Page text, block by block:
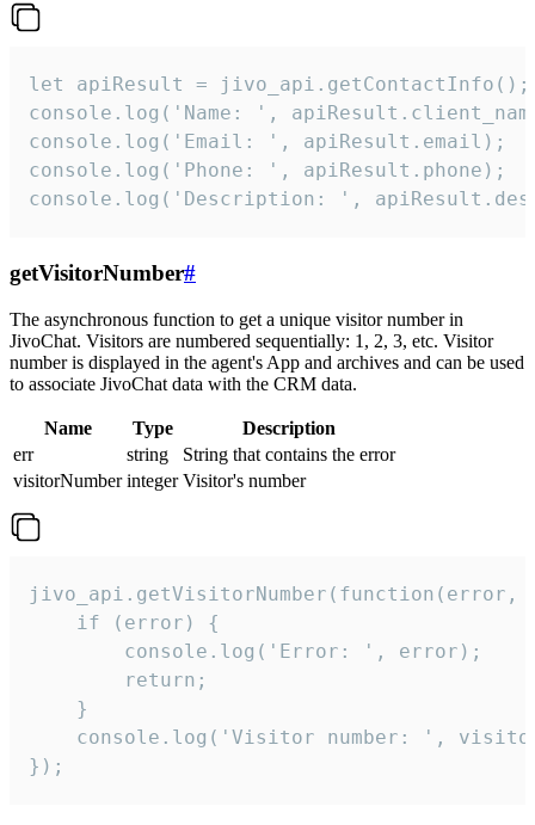
let apiResult = jivo_api.getContactInfo();
console.log('Name: ',
console.log('Email: ', apiResult.email);
console.log('Phone: ', apiResult.phone);
console.log('Description: ',
getVisitorNumber#
The asynchronous function to get a unique visitor number in
JivoChat. Visitors are numbered sequentially: 1, 2, 3, etc. Visitor
number is displayed in the agent's App and archives and can be used
to associate JivoChat data with the CRM data.
Name Type
Description
err
string
String that contains the error
visitorNumber integer Visitor's number
jivo_api.getVisitorNumber(function(error,
    if (error) {
        console.log('Error: ', error);
        return;
    }
console.log('Visitor number: ',
});